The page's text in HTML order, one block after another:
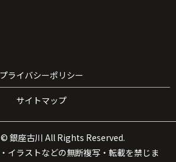
プライバシーポリシー
サイトマップ
銀座古川 All Rights Reserved.
イラストなどの無断複写・転載を禁じま